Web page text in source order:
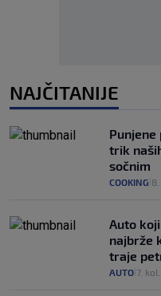
NAJČITANIJE
Punjene
trik
sočnim
COOKING 8.
Auto
najbrže
traje
AUTO 7. kol.